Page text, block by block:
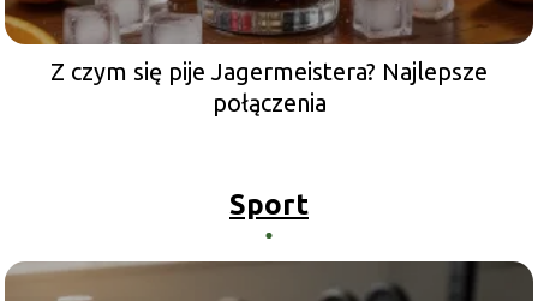
Z czym się pije Jagermeistera? Najlepsze
połączenia
Sport